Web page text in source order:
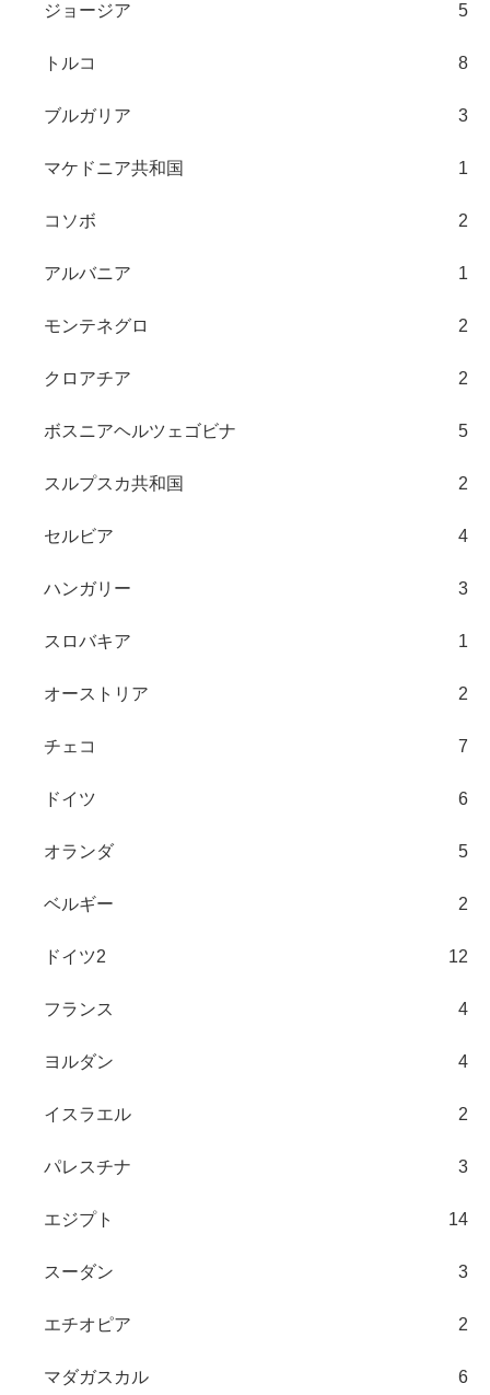
ジョージア 5
トルコ 8
ブルガリア 3
マケドニア共和国 1
コソボ 2
アルバニア 1
モンテネグロ 2
クロアチア 2
ボスニアヘルツェゴビナ 5
スルプスカ共和国 2
セルビア 4
ハンガリー 3
スロバキア 1
オーストリア 2
チェコ 7
ドイツ 6
オランダ 5
ベルギー 2
ドイツ2 12
フランス 4
ヨルダン 4
イスラエル 2
パレスチナ 3
エジプト 14
スーダン 3
エチオピア 2
マダガスカル 6